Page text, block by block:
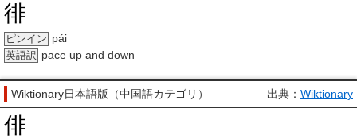
徘
ピンイン pái
英語訳 pace up and down
Wiktionary日本語版（中国語カテゴリ） 出典： Wiktionary
俳